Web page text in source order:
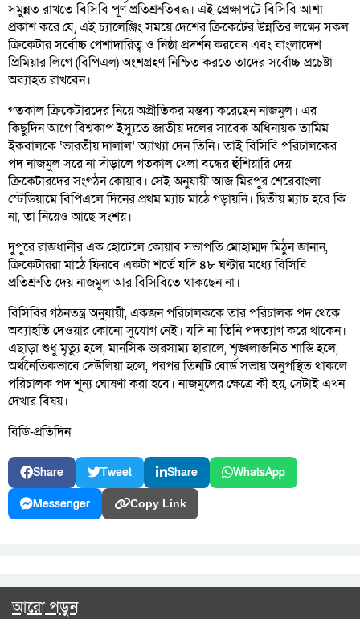
সমুন্নত রাখতে বিসিবি পূর্ণ প্রতিশ্রুতিবদ্ধ। এই প্রেক্ষাপটে বিসিবি আশা
প্রকাশ করে যে, এই চ্যালেঞ্জিং সময়ে দেশের ক্রিকেটের উন্নতির লক্ষ্যে সকল
ক্রিকেটার সর্বোচ্চ পেশাদারিত্ব ও নিষ্ঠা প্রদর্শন করবেন এবং বাংলাদেশ
প্রিমিয়ার লিগে (বিপিএল) অংশগ্রহণ নিশ্চিত করতে তাদের সর্বোচ্চ প্রচেষ্টা
অব্যাহত রাখবেন।
গতকাল ক্রিকেটারদের নিয়ে অপ্রীতিকর মন্তব্য করেছেন নাজমুল। এর
কিছুদিন আগে বিশ্বকাপ ইস্যুতে জাতীয় দলের সাবেক অধিনায়ক তামিম
ইকবালকে ‘ভারতীয় দালাল’ অ্যাখ্যা দেন তিনি। তাই বিসিবি পরিচালকের
পদ নাজমুল সরে না দাঁড়ালে গতকাল খেলা বন্ধের হুঁশিয়ারি দেয়
ক্রিকেটারদের সংগঠন কোয়াব। সেই অনুযায়ী আজ মিরপুর শেরেবাংলা
স্টেডিয়ামে বিপিএলে দিনের প্রথম ম্যাচ মাঠে গড়ায়নি। দ্বিতীয় ম্যাচ হবে কি
না, তা নিয়েও আছে সংশয়।
দুপুরে রাজধানীর এক হোটেলে কোয়াব সভাপতি মোহাম্মদ মিঠুন জানান,
ক্রিকেটাররা মাঠে ফিরবে একটা শর্তে যদি ৪৮ ঘণ্টার মধ্যে বিসিবি
প্রতিশ্রুতি দেয় নাজমুল আর বিসিবিতে থাকছেন না।
বিসিবির গঠনতন্ত্র অনুযায়ী, একজন পরিচালককে তার পরিচালক পদ থেকে
অব্যাহতি দেওয়ার কোনো সুযোগ নেই। যদি না তিনি পদত্যাগ করে থাকেন।
এছাড়া শুধু মৃত্যু হলে, মানসিক ভারসাম্য হারালে, শৃঙ্খলাজনিত শাস্তি হলে,
অর্থনৈতিকভাবে দেউলিয়া হলে, পরপর তিনটি বোর্ড সভায় অনুপস্থিত থাকলে
পরিচালক পদ শূন্য ঘোষণা করা হবে। নাজমুলের ক্ষেত্রে কী হয়, সেটাই এখন
দেখার বিষয়।
বিডি-প্রতিদিন
Share Tweet Share WhatsApp
Messenger Copy Link
আরো পড়ুন